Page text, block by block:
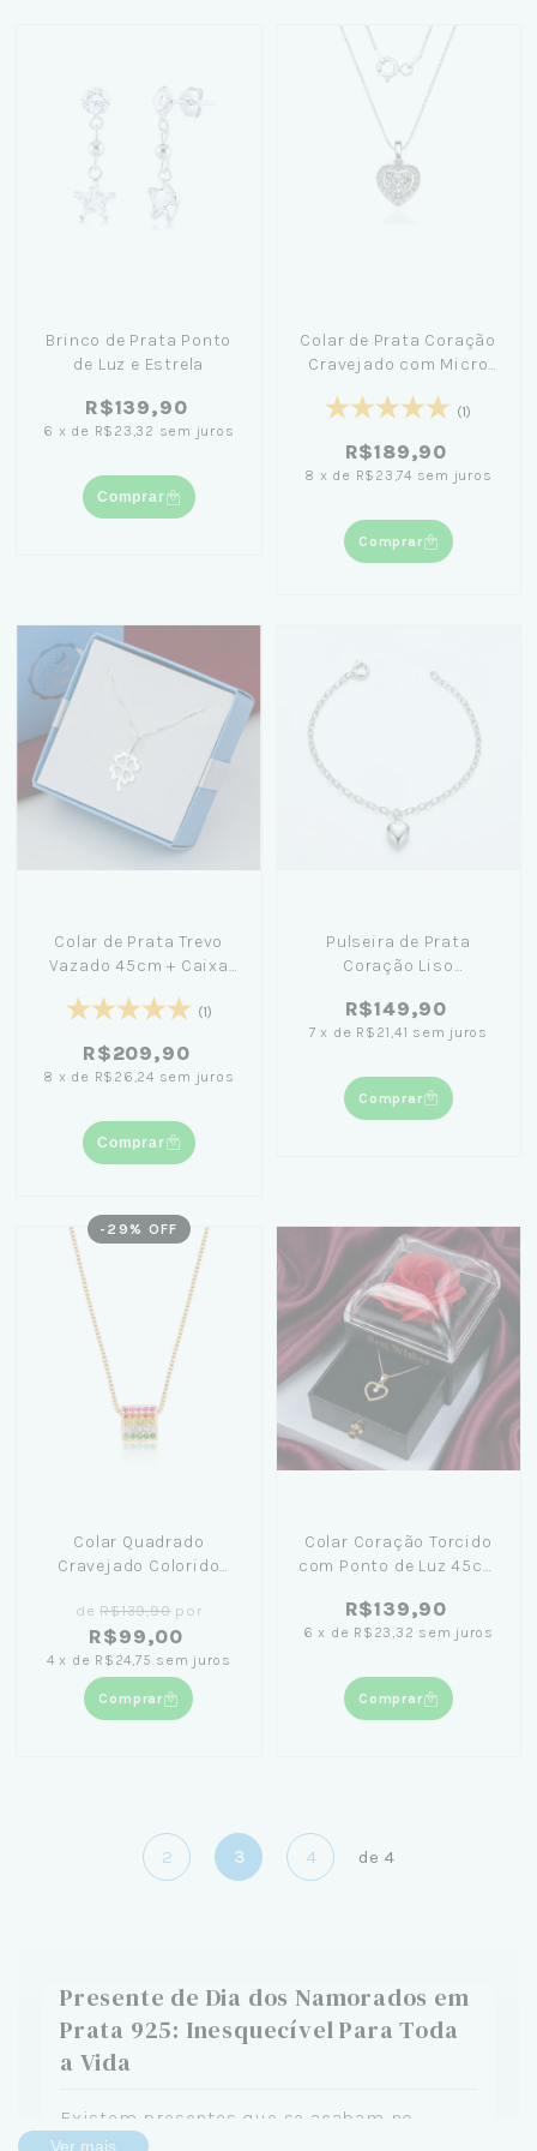
Brinco de Prata Ponto
de Luz e Estrela
R$139,90
6 x de R$23,32 sem juros
Comprar
Colar de Prata Coração
Cravejado com Micro
(1)
R$189,90
8 x de R$23,74 sem juros
Comprar
Colar de Prata Trevo
Vazado 45cm + Caixa
(1)
R$209,90
8 x de R$26,24 sem juros
Comprar
Pulseira de Prata
Coração Liso
Caixinha c/ Flor Preta
R$149,90
7 x de R$21,41 sem juros
Comprar
- 29 % OFF
Colar Quadrado
Cravejado Colorido
18K
deR$139,90 por
R$99,00
4 x de R$24,75 sem juros
Comprar
Colar Coração Torcido
com Ponto de Luz 45cm
Caixinha com Flor Preta
R$139,90
6 x de R$23,32 sem juros
Comprar
2 3 4 de 4
Presente de Dia dos Namorados em
Prata 925: Inesquecível Para Toda
a Vida
Existem presentes que se acabam no
segundo bocado, no primeiro lavar, no
Ver mais